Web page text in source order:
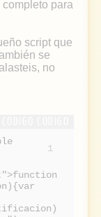
para
script que
se
no
1